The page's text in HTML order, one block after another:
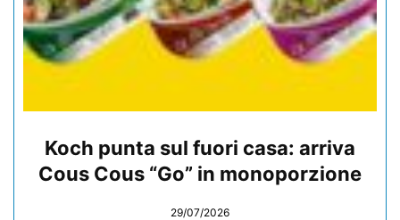
Koch punta sul fuori casa: arriva
Cous Cous “Go” in monoporzione
29/07/2026